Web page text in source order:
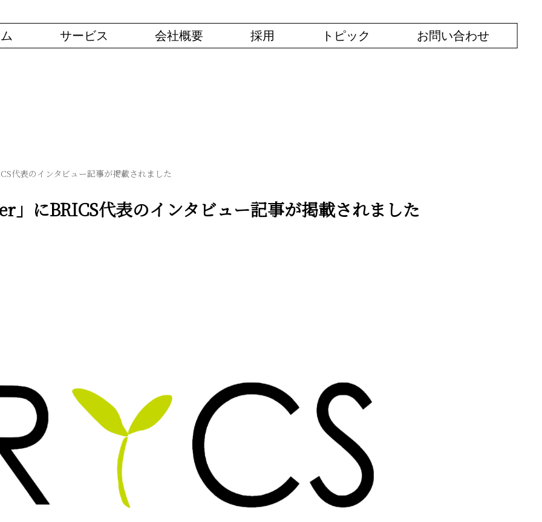
サービス 会社概要 採用 トピック お問い合わせ
代表のインタビュー記事が掲載されました
」にBRICS代表のインタビュー記事が掲載されました